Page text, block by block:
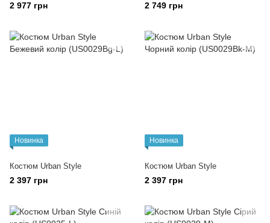
2 977 грн 2 749 грн
Новинка
Костюм Urban Style
2 397 грн
Новинка
Костюм Urban Style
2 397 грн